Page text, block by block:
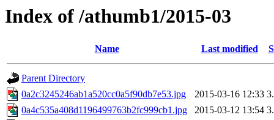
Index of /athumb1/2015-03
Name Last modified
Parent Directory
0a2c3245246ab1a520cc0a5f90db7e53.jpg
2015-03-16 12:33
0a4c535a408d1196499763b2fc999cb1.jpg
2015-03-12 13:54